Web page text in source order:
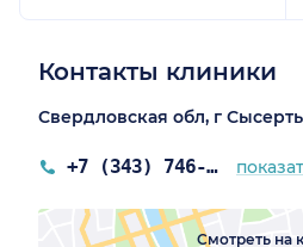
Контакты клиники
Свердловская обл, г
+7 (343) 746-61-12
Смотреть на